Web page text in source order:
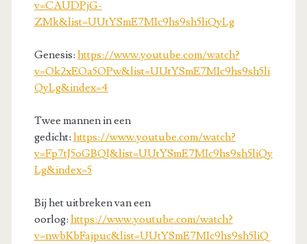
v=CAUDPjG-
ZMk&list=UUtYSmE7MIc9hs9sh5liQyLg
Genesis: https://www.youtube.com/watch?
v=Ok2xEOa5OPw&list=UUtYSmE7MIc9hs9sh5li
QyLg&index=4
Twee mannen in een
gedicht: https://www.youtube.com/watch?
v=Fp7tJ5oGBQI&list=UUtYSmE7MIc9hs9sh5liQy
Lg&index=5
Bij het uitbreken van een
oorlog: https://www.youtube.com/watch?
v=nwbKbFajpuc&list=UUtYSmE7MIc9hs9sh5liQ